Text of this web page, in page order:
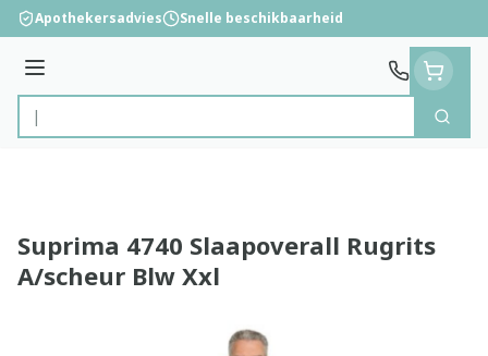
Ga naar de inhoud
Apothekersadvies Snelle beschikbaarheid
Menu
Product, merk, categorie...
Zoek
Suprima 4740 Slaapoverall Rugrits
A/scheur Blw Xxl